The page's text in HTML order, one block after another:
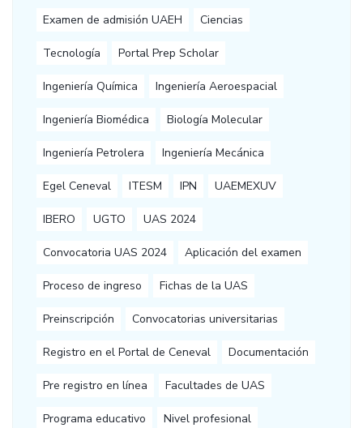
Examen de admisión UAEH Ciencias
Tecnología Portal Prep Scholar
Ingeniería Química Ingeniería Aeroespacial
Ingeniería Biomédica Biología Molecular
Ingeniería Petrolera Ingeniería Mecánica
Egel Ceneval ITESM IPN UAEMEXUV
IBERO UGTO UAS 2024
Convocatoria UAS 2024 Aplicación del examen
Proceso de ingreso Fichas de la UAS
Preinscripción Convocatorias universitarias
Registro en el Portal de Ceneval Documentación
Pre registro en línea Facultades de UAS
Programa educativo Nivel profesional